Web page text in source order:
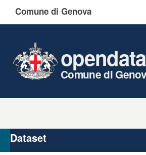
Comune di Genova
opendata
Comune di
Organizzazioni
Gruppi
Dataset